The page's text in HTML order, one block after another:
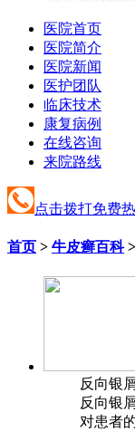
医院首页
医院简介
医院新闻
医护团队
临床技术
康复病例
在线咨询
来院路线
点击拨打免费
首页 > 牛皮癣百科>
反向银
反向银
对患者